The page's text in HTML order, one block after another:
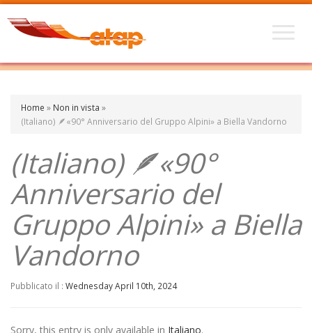
Home » Non in vista »
(Italiano) 🪶«90° Anniversario del Gruppo Alpini» a Biella Vandorno
(Italiano) 🪶«90°
Anniversario del
Gruppo Alpini» a Biella
Vandorno
Pubblicato il : Wednesday April 10th, 2024
Sorry, this entry is only available in Italiano.